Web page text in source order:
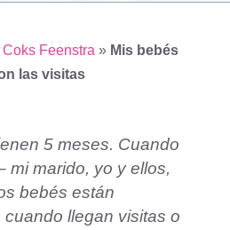
Feenstra » Mis bebés
las visitas
5 meses. Cuando
mi marido, yo y ellos,
bebés están
cuando llegan visitas o